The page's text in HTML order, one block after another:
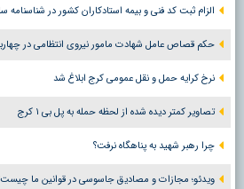
الزام ثبت کد فنی و بیمه استادکاران کشور در شناسنامه
حکم قصاص عامل شهادت مامور نیروی انتظامی در
نرخ کرایه حمل و نقل عمومی کرج ابلاغ شد
تصاویر کمتر دیده شده از لحظه حمله به پل بی ۱ کرج
چرا رهبر شهید به پناهگاه نرفت؟
ویدئو؛ مجازات و مصادیق جاسوسی در قوانین ما